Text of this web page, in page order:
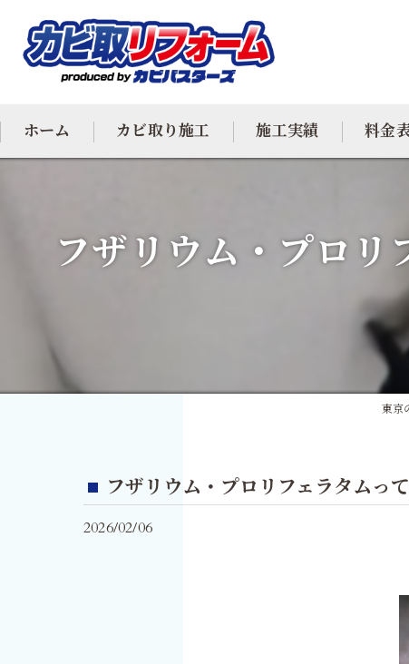
ホーム カビ取り施工
カビ除去
施工実績 料金
フザリウム・プロリ
東京
フザリウム・プロリフェラタムっ
2026/02/06